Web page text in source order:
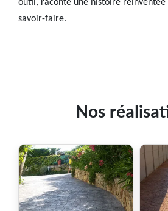
outil, raconte une histoire réinventée
savoir-faire.
Nos